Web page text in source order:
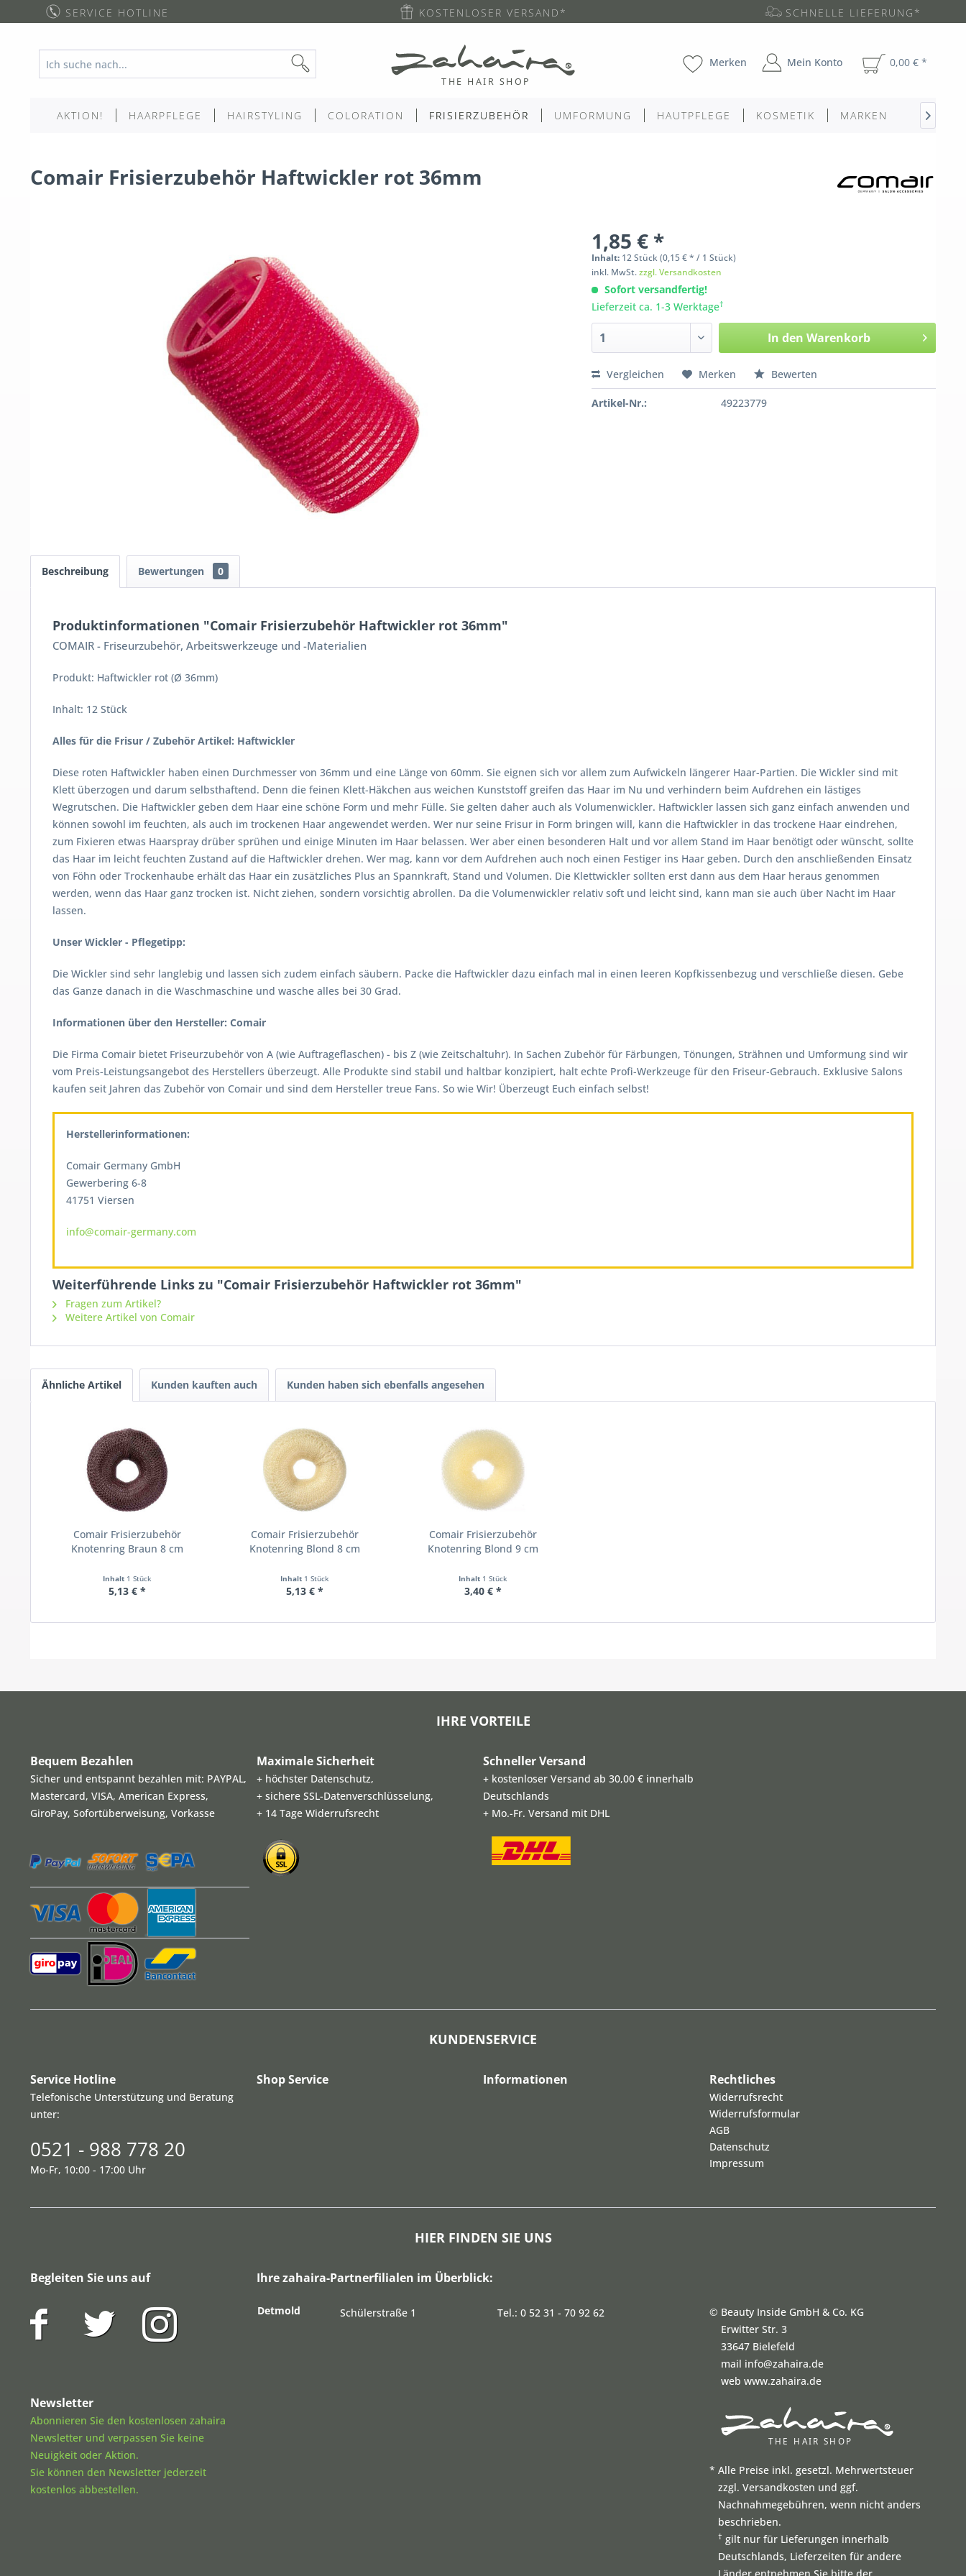
SERVICE HOTLINE KOSTENLOSER VERSAND* SCHNELLE LIEFERUNG*
Merken Mein Konto 0,00 € *
AKTION! HAARPFLEGE HAIRSTYLING COLORATION FRISIERZUBEHÖR UMFORMUNG HAUTPFLEGE KOSMETIK MARKEN 
Comair Frisierzubehör Haftwickler rot 36mm
1,85 € *
Inhalt: 12Stück(0,15 € * / 1 Stück)
inkl. MwSt.zzgl. Versandkosten
Sofort versandfertig!
Lieferzeit ca. 1-3 Werktage†
In den Warenkorb
Vergleichen Merken Bewerten
Artikel-Nr.: 49223779
Beschreibung Bewertungen 0
Produktinformationen "Comair Frisierzubehör Haftwickler rot 36mm"
COMAIR - Friseurzubehör, Arbeitswerkzeuge und -Materialien
Produkt: Haftwickler rot (Ø 36mm)
Inhalt: 12 Stück
Alles für die Frisur / Zubehör Artikel: Haftwickler
Diese roten Haftwickler haben einen Durchmesser von 36mm und eine Länge von 60mm. Sie eignen sich vor allem zum Aufwickeln längerer Haar-Partien. Die Wickler sind mit
Klett überzogen und darum selbsthaftend. Denn die feinen Klett-Häkchen aus weichen Kunststoff greifen das Haar im Nu und verhindern beim Aufdrehen ein lästiges
Wegrutschen. Die Haftwickler geben dem Haar eine schöne Form und mehr Fülle. Sie gelten daher auch als Volumenwickler. Haftwickler lassen sich ganz einfach anwenden und
können sowohl im feuchten, als auch im trockenen Haar angewendet werden. Wer nur seine Frisur in Form bringen will, kann die Haftwickler in das trockene Haar eindrehen,
zum Fixieren etwas Haarspray drüber sprühen und einige Minuten im Haar belassen. Wer aber einen besonderen Halt und vor allem Stand im Haar benötigt oder wünscht, sollte
das Haar im leicht feuchten Zustand auf die Haftwickler drehen. Wer mag, kann vor dem Aufdrehen auch noch einen Festiger ins Haar geben. Durch den anschließenden Einsatz
von Föhn oder Trockenhaube erhält das Haar ein zusätzliches Plus an Spannkraft, Stand und Volumen. Die Klettwickler sollten erst dann aus dem Haar heraus genommen
werden, wenn das Haar ganz trocken ist. Nicht ziehen, sondern vorsichtig abrollen. Da die Volumenwickler relativ soft und leicht sind, kann man sie auch über Nacht im Haar
lassen.
Unser Wickler - Pflegetipp:
Die Wickler sind sehr langlebig und lassen sich zudem einfach säubern. Packe die Haftwickler dazu einfach mal in einen leeren Kopfkissenbezug und verschließe diesen. Gebe
das Ganze danach in die Waschmaschine und wasche alles bei 30 Grad.
Informationen über den Hersteller: Comair
Die Firma Comair bietet Friseurzubehör von A (wie Auftrageflaschen) - bis Z (wie Zeitschaltuhr). In Sachen Zubehör für Färbungen, Tönungen, Strähnen und Umformung sind wir
vom Preis-Leistungsangebot des Herstellers überzeugt. Alle Produkte sind stabil und haltbar konzipiert, halt echte Profi-Werkzeuge für den Friseur-Gebrauch. Exklusive Salons
kaufen seit Jahren das Zubehör von Comair und sind dem Hersteller treue Fans. So wie Wir! Überzeugt Euch einfach selbst!
Herstellerinformationen:
Comair Germany GmbH
Gewerbering 6-8
41751 Viersen
info@comair-germany.com
Weiterführende Links zu "Comair Frisierzubehör Haftwickler rot 36mm"
Fragen zum Artikel?
Weitere Artikel von Comair
Ähnliche Artikel Kunden kauften auch Kunden haben sich ebenfalls angesehen
Comair Frisierzubehör
Knotenring Braun 8 cm
Inhalt 1 Stück
5,13 € *
Comair Frisierzubehör
Knotenring Blond 8 cm
Inhalt 1 Stück
5,13 € *
Comair Frisierzubehör
Knotenring Blond 9 cm
Inhalt 1 Stück
3,40 € *
IHRE VORTEILE
Bequem Bezahlen
Sicher und entspannt bezahlen mit: PAYPAL,
Mastercard, VISA, American Express,
GiroPay, Sofortüberweisung, Vorkasse
Maximale Sicherheit
+ höchster Datenschutz,
+ sichere SSL-Datenverschlüsselung,
+ 14 Tage Widerrufsrecht
Schneller Versand
+ kostenloser Versand ab 30,00 € innerhalb
Deutschlands
+ Mo.-Fr. Versand mit DHL
KUNDENSERVICE
Service Hotline
Telefonische Unterstützung und Beratung
unter:
0521 - 988 778 20
Mo-Fr, 10:00 - 17:00 Uhr
Shop Service Informationen Rechtliches
Widerrufsrecht
Widerrufsformular
AGB
Datenschutz
Impressum
HIER FINDEN SIE UNS
Begleiten Sie uns auf
Newsletter
Abonnieren Sie den kostenlosen zahaira
Newsletter und verpassen Sie keine
Neuigkeit oder Aktion.
Sie können den Newsletter jederzeit
kostenlos abbestellen.
Ihre zahaira-Partnerfilialen im Überblick:
Detmold Schülerstraße 1 Tel.: 0 52 31 - 70 92 62 © Beauty Inside GmbH & Co. KG
Erwitter Str. 3
33647 Bielefeld
mail info@zahaira.de
web www.zahaira.de
* Alle Preise inkl. gesetzl. Mehrwertsteuer
zzgl. Versandkosten und ggf.
Nachnahmegebühren, wenn nicht anders
beschrieben.
† gilt nur für Lieferungen innerhalb
Deutschlands, Lieferzeiten für andere